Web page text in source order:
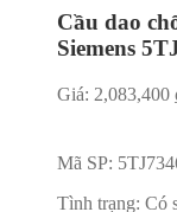
Cầu dao
Siemens
Giá: 2,083,400
Mã SP:
Tình trạng: Có